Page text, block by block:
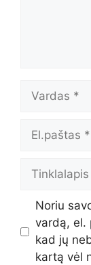
Vardas
El.paštas
Tinklalapis
Noriu
vardą, el.
kad jų
kartą vėl